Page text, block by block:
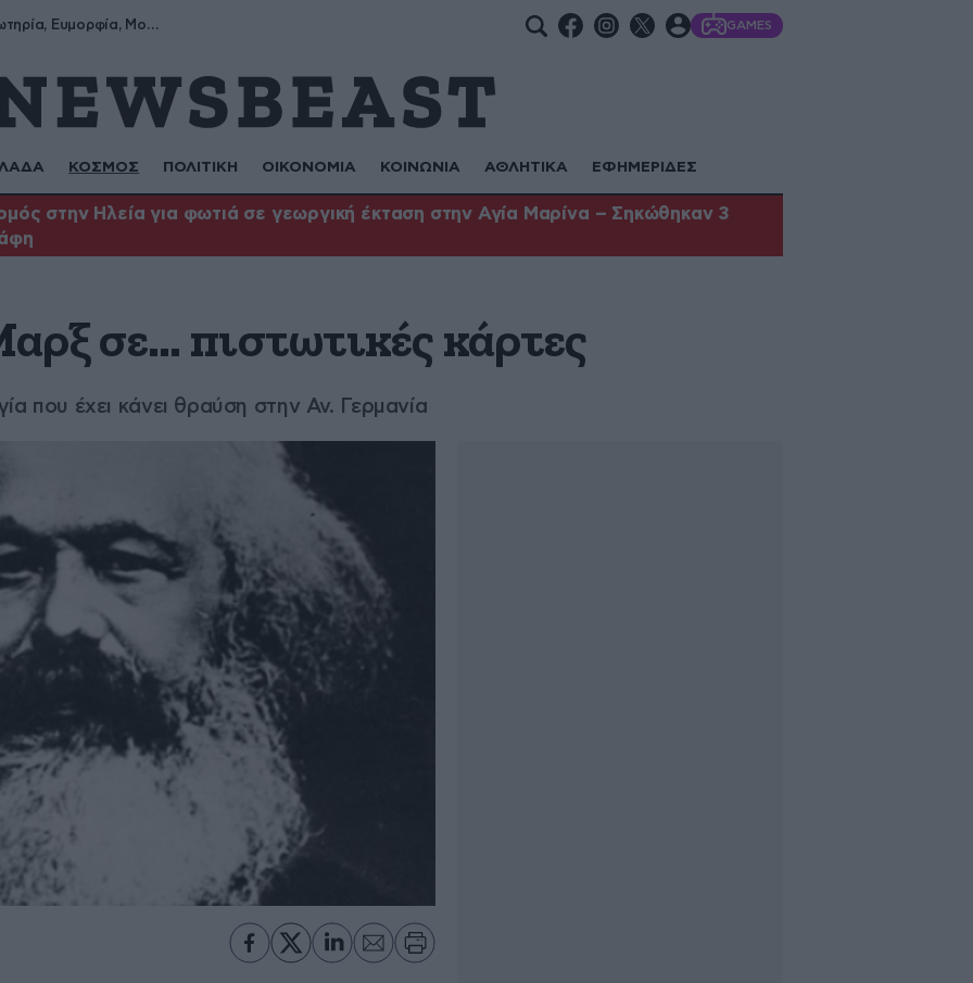
Σωτήρης, Σωτηρία, Ευμορφία, Μορφούλα GAMES
ΚΟΣΜΟΣ ΠΟΛΙΤΙΚΗ ΟΙΚΟΝΟΜΙΑ ΚΟΙΝΩΝΙΑ ΑΘΛΗΤΙΚΑ ΕΦΗΜΕΡΙΔΕΣ
στην Ηλεία για φωτιά σε γεωργική έκταση στην Αγία Μαρίνα – Σηκώθηκαν 3
σε… πιστωτικές κάρτες
που έχει κάνει θραύση στην Αν. Γερμανία